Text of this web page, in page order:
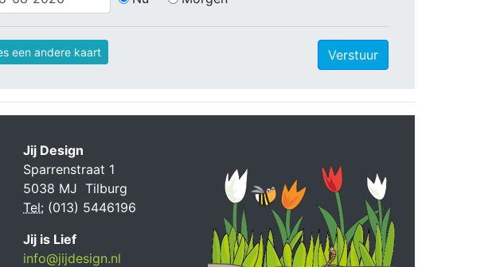
een andere kaart Verstuur
Jij Design
Sparrenstraat 1
5038 MJ Tilburg
Tel: (013) 5446196
Jij is Lief
info@jijdesign.nl